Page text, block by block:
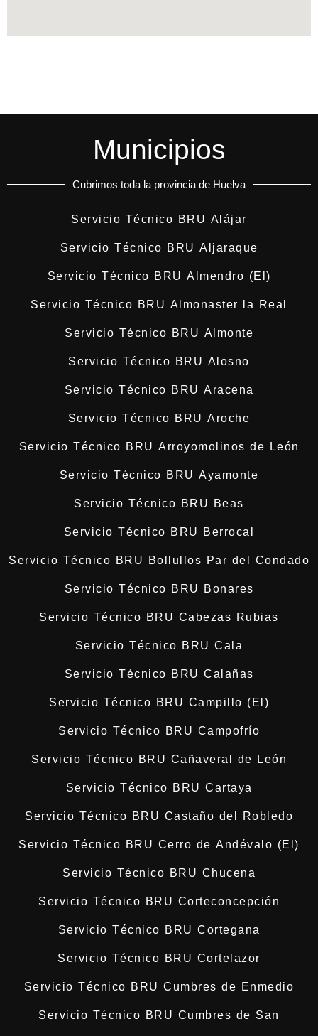
Municipios
Cubrimos toda la provincia de Huelva
Servicio Técnico BRU Alájar
Servicio Técnico BRU Aljaraque
Servicio Técnico BRU Almendro (El)
Servicio Técnico BRU Almonaster la Real
Servicio Técnico BRU Almonte
Servicio Técnico BRU Alosno
Servicio Técnico BRU Aracena
Servicio Técnico BRU Aroche
Servicio Técnico BRU Arroyomolinos de León
Servicio Técnico BRU Ayamonte
Servicio Técnico BRU Beas
Servicio Técnico BRU Berrocal
Servicio Técnico BRU Bollullos Par del Condado
Servicio Técnico BRU Bonares
Servicio Técnico BRU Cabezas Rubias
Servicio Técnico BRU Cala
Servicio Técnico BRU Calañas
Servicio Técnico BRU Campillo (El)
Servicio Técnico BRU Campofrío
Servicio Técnico BRU Cañaveral de León
Servicio Técnico BRU Cartaya
Servicio Técnico BRU Castaño del Robledo
Servicio Técnico BRU Cerro de Andévalo (El)
Servicio Técnico BRU Chucena
Servicio Técnico BRU Corteconcepción
Servicio Técnico BRU Cortegana
Servicio Técnico BRU Cortelazor
Servicio Técnico BRU Cumbres de Enmedio
Servicio Técnico BRU Cumbres de San